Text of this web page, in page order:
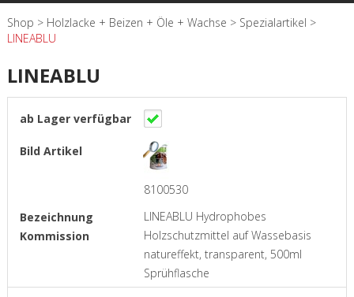
Shop > Holzlacke + Beizen + Öle + Wachse > Spezialartikel >
LINEABLU
LINEABLU
8100530
LINEABLU Hydrophobes
Holzschutzmittel auf Wassebasis
natureffekt, transparent, 500ml
Sprühflasche